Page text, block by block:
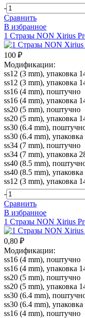
-
Сравнить
В избранное
1 Стразы NON Xirius
100 ₽
Модификации:
ss12 (3 mm), упаковка
ss12 (3 mm), упаковка
ss16 (4 mm), поштучно
ss16 (4 mm), упаковка
ss20 (5 mm), поштучно
ss20 (5 mm), упаковка
ss30 (6.4 mm),
ss30 (6.4 mm),
ss34 (7 mm), поштучно
ss34 (7 mm), упаковка
ss40 (8.5 mm),
ss40 (8.5 mm),
ss12 (3 mm), упаковка
-
Сравнить
В избранное
1 Стразы NON Xirius
0,80 ₽
Модификации:
ss16 (4 mm), поштучно
ss16 (4 mm), упаковка
ss20 (5 mm), поштучно
ss20 (5 mm), упаковка
ss30 (6.4 mm),
ss30 (6.4 mm),
ss16 (4 mm), поштучно